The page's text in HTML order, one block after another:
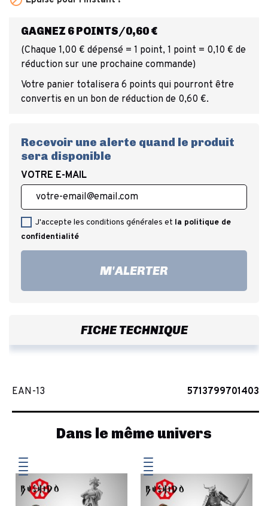
GAGNEZ 6 POINTS/0,60 €
(Chaque 1,00 € dépensé = 1 point, 1 point = 0,10 € de
réduction sur une prochaine commande)
Votre panier totalisera 6 points qui pourront être
convertis en un bon de réduction de 0,60 €.
Recevoir une alerte quand le produit
sera disponible
VOTRE E-MAIL
J'accepte les conditions générales et la politique de
confidentialité
M'ALERTER
FICHE TECHNIQUE
EAN-13 5713799701403
Dans le même univers